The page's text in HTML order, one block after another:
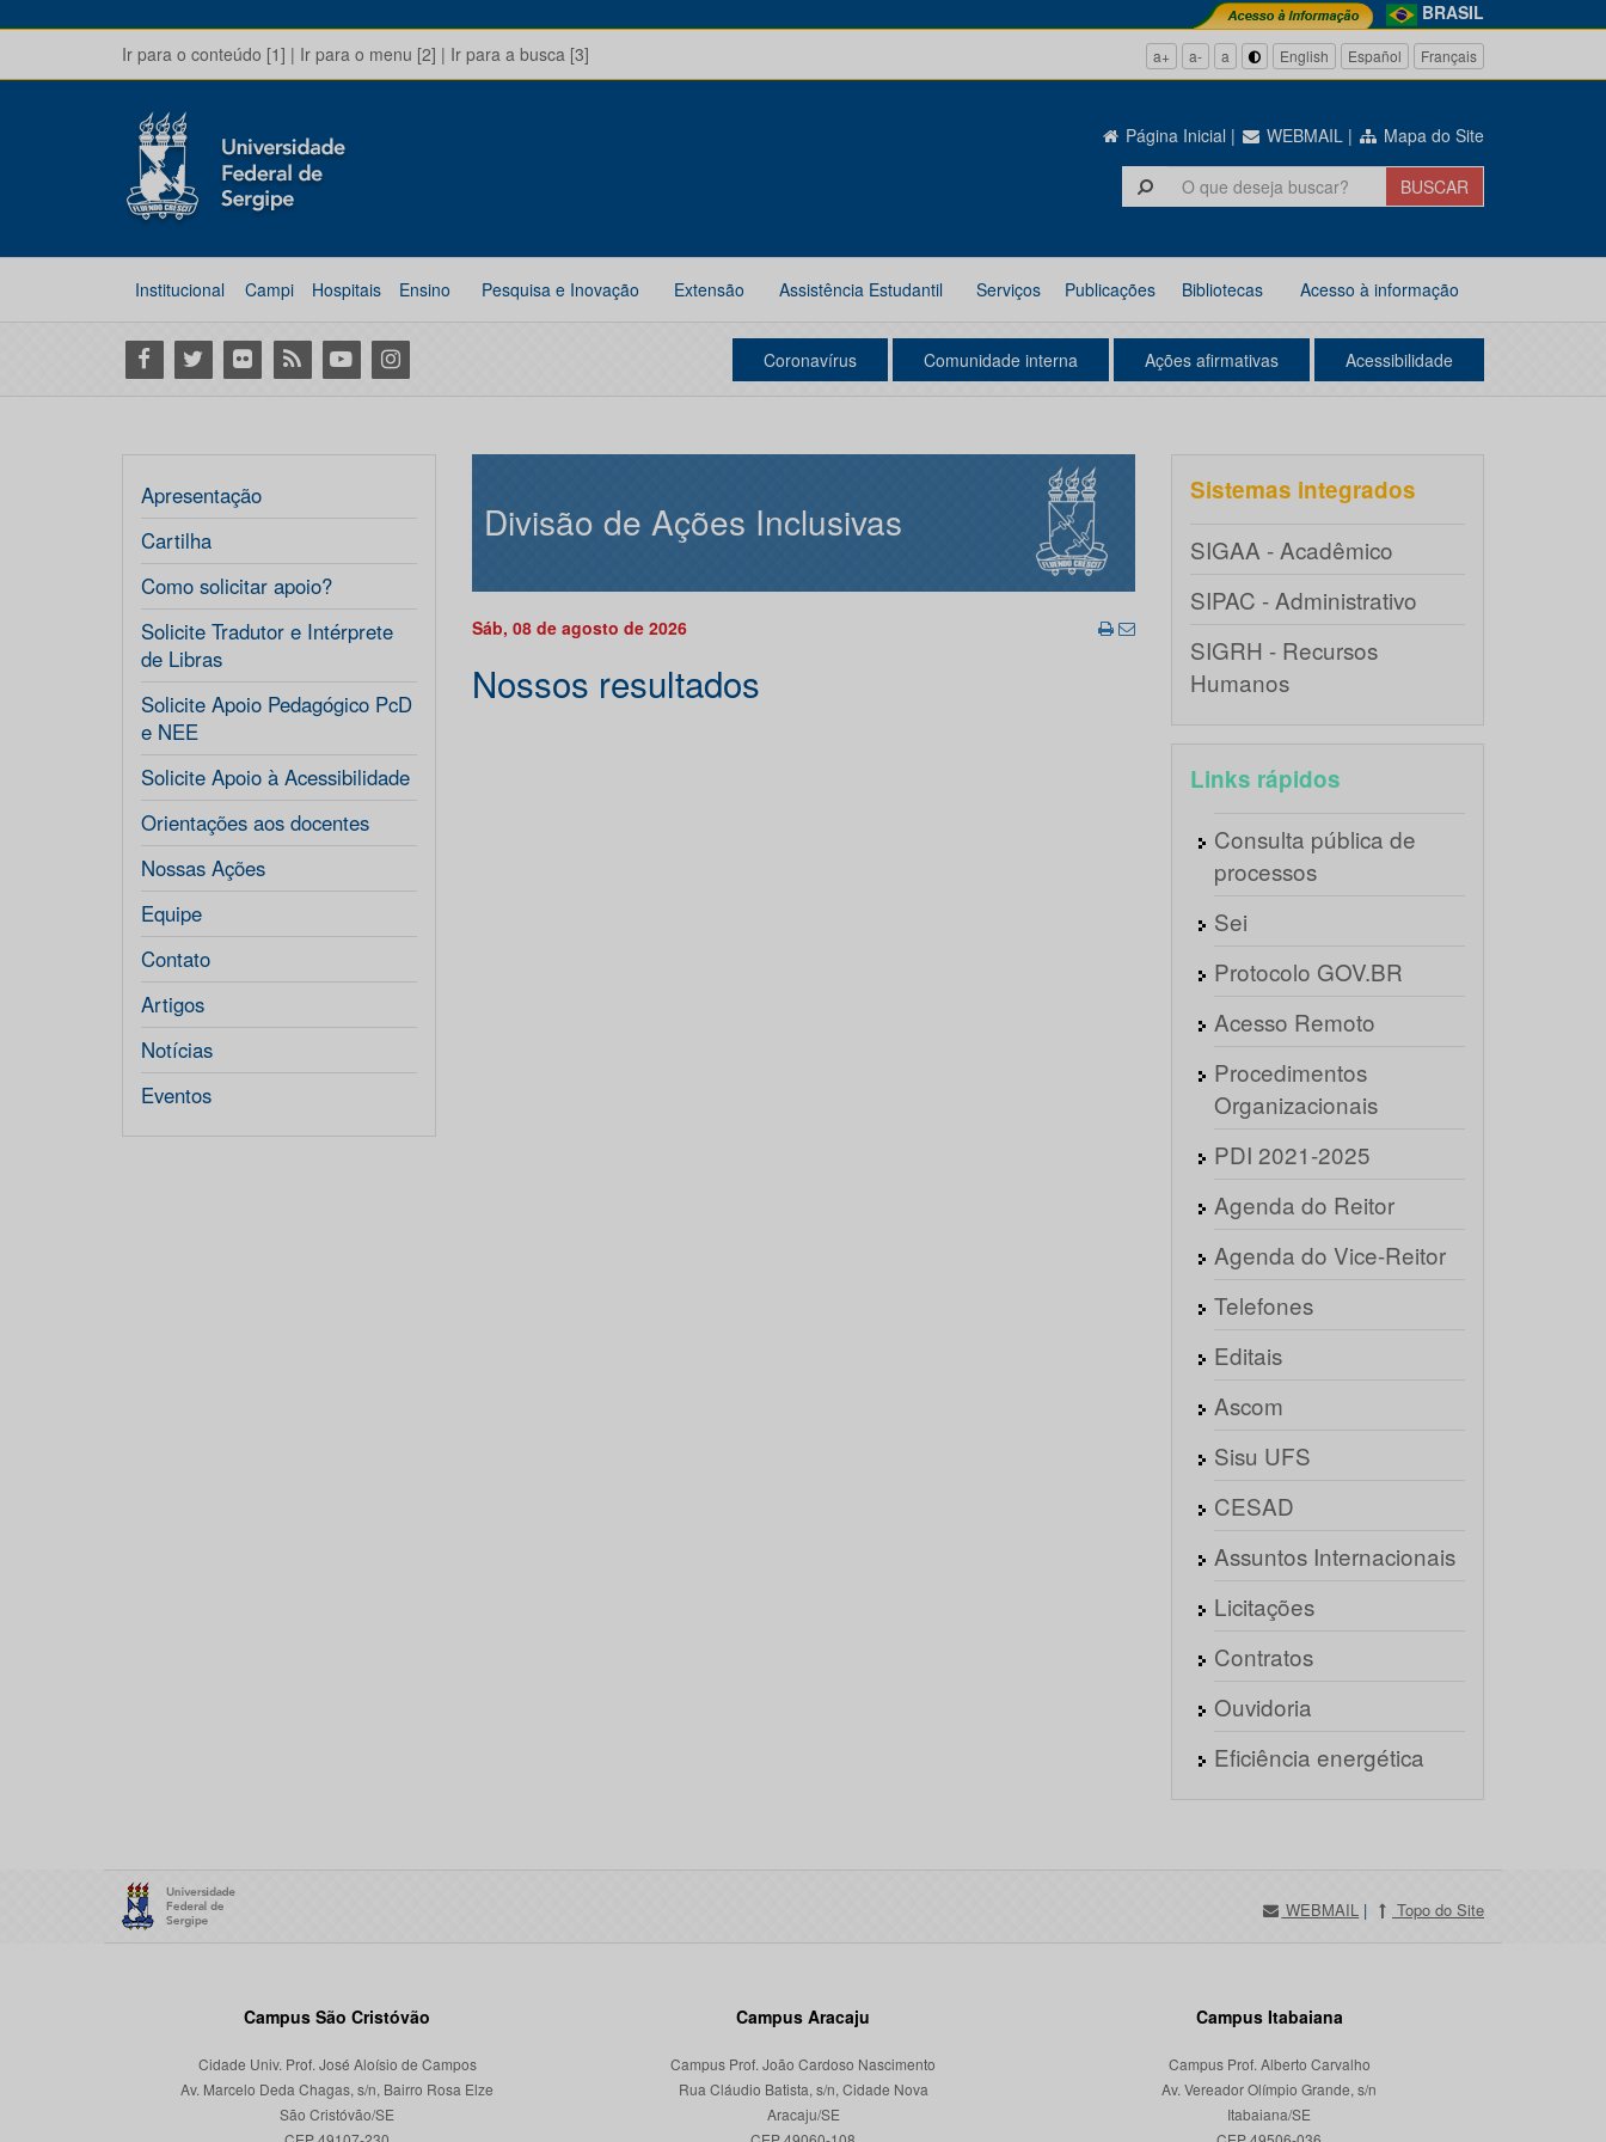
BRASIL
Ir para o conteúdo [1] | Ir para o menu [2] | Ir para a busca [3] a+ a- a English Español Français
Página Inicial | WEBMAIL | Mapa do Site
Institucional Campi Hospitais Ensino Pesquisa e Inovação Extensão Assistência Estudantil Serviços Publicações Bibliotecas Acesso à informação
Facebook
Twitter Flickr RSS YoutubeInstagram Coronavírus Comunidade interna Ações afirmativas Acessibilidade
Apresentação
Cartilha
Como solicitar apoio?
Solicite Tradutor e Intérprete
de Libras
Solicite Apoio Pedagógico PcD
e NEE
Solicite Apoio à Acessibilidade
Orientações aos docentes
Nossas Ações
Equipe
Contato
Artigos
Notícias
Eventos
Divisão de Ações Inclusivas
Sáb, 08 de agosto de 2026
Nossos resultados
Sistemas integrados
SIGAA - Acadêmico
SIPAC - Administrativo
SIGRH - Recursos
Humanos
Links rápidos
Consulta pública de
processos
Sei
Protocolo GOV.BR
Acesso Remoto
Procedimentos
Organizacionais
PDI 2021-2025
Agenda do Reitor
Agenda do Vice-Reitor
Telefones
Editais
Ascom
Sisu UFS
CESAD
Assuntos Internacionais
Licitações
Contratos
Ouvidoria
Eficiência energética
WEBMAIL | Topo do Site
Campus São Cristóvão
Cidade Univ. Prof. José Aloísio de Campos
Av. Marcelo Deda Chagas, s/n, Bairro Rosa Elze
São Cristóvão/SE
Campus Aracaju
Campus Prof. João Cardoso Nascimento
Rua Cláudio Batista, s/n, Cidade Nova
Aracaju/SE
Campus Itabaiana
Campus Prof. Alberto Carvalho
Av. Vereador Olímpio Grande, s/n
Itabaiana/SE